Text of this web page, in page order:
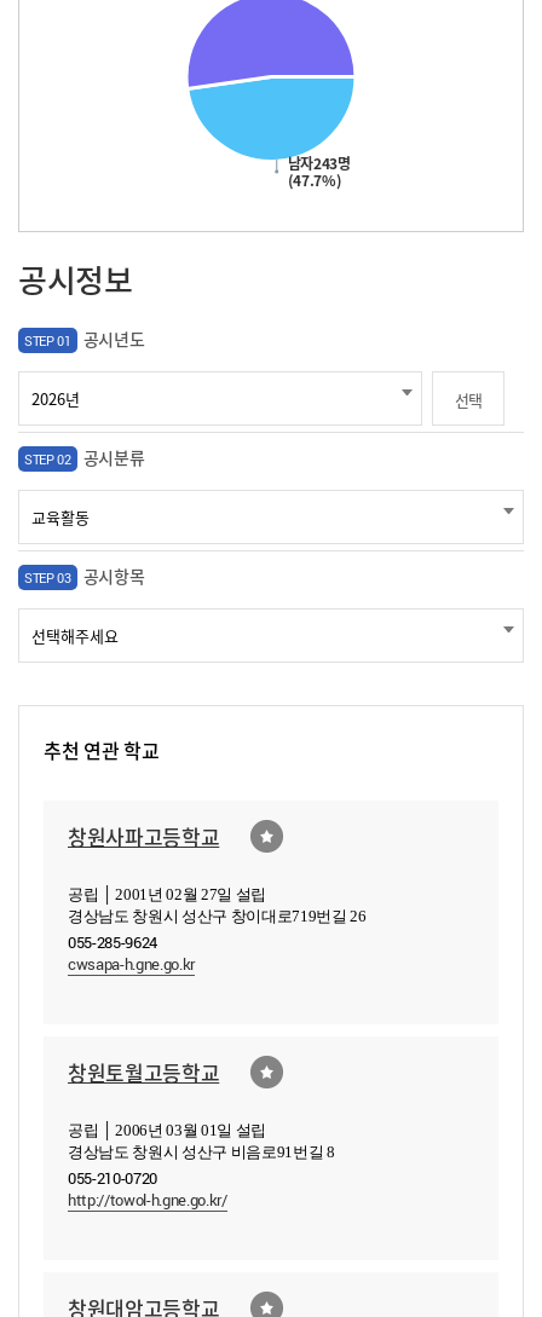
남자243명
(47.7%)
공시정보
STEP 01 공시년도
선택
STEP 02 공시분류
STEP 03 공시항목
추천 연관 학교
창원사파고등학교
공립 │ 2001년 02월 27일 설립
경상남도 창원시 성산구 창이대로719번길 26
055-285-9624
cwsapa-h.gne.go.kr
창원토월고등학교
공립 │ 2006년 03월 01일 설립
경상남도 창원시 성산구 비음로91번길 8
055-210-0720
http://towol-h.gne.go.kr/
창원대암고등학교